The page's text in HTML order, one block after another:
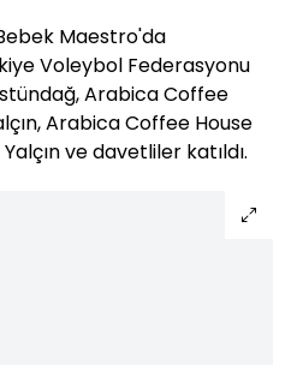
Maestro'da
Voleybol Federasyonu
Arabica Coffee
Arabica Coffee House
ve davetliler katıldı.